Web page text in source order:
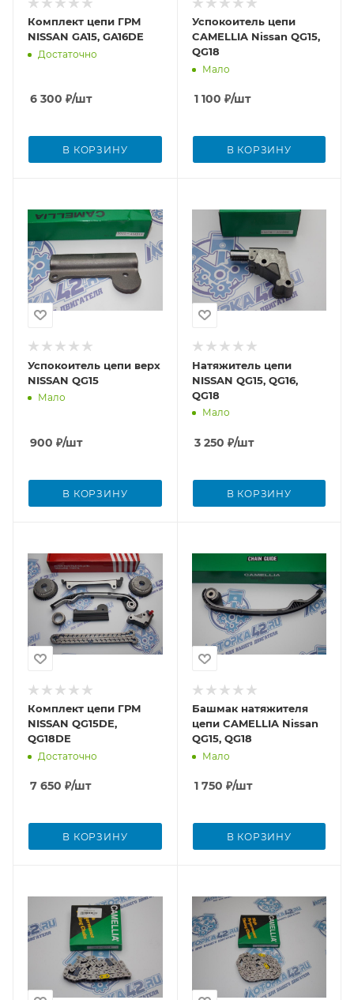
Комплект цепи ГРМ
NISSAN GA15, GA16DE
Достаточно
6 300 ₽/шт
В КОРЗИНУ
Успокоитель цепи
CAMELLIA Nissan QG15,
QG18
Мало
1 100 ₽/шт
В КОРЗИНУ
Успокоитель цепи верх
NISSAN QG15
Мало
900 ₽/шт
В КОРЗИНУ
Натяжитель цепи
NISSAN QG15, QG16,
QG18
Мало
3 250 ₽/шт
В КОРЗИНУ
Комплект цепи ГРМ
NISSAN QG15DE,
QG18DE
Достаточно
7 650 ₽/шт
В КОРЗИНУ
Башмак натяжителя
цепи CAMELLIA Nissan
QG15, QG18
Мало
1 750 ₽/шт
В КОРЗИНУ